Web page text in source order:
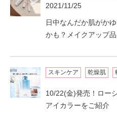
2021/11/25
日中なんだか肌がか
かも？メイクアップ品
スキンケア 乾燥肌
10/22(金)発売！ロー
アイカラーをご紹介